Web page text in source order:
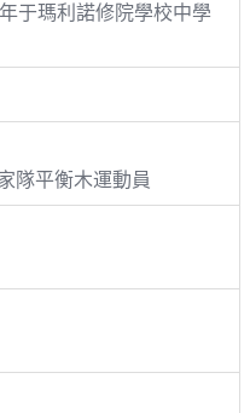
于瑪利諾修院學校中學
隊平衡木運動員